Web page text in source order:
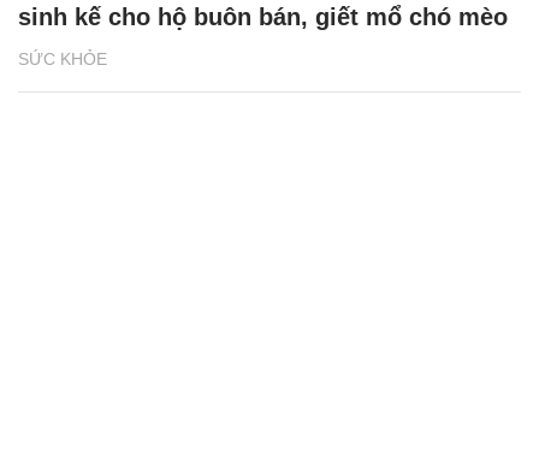
SỨC KHỎE
sinh kế cho hộ buôn bán, giết mổ chó mèo